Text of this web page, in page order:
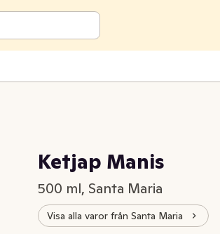
Ketjap Manis
500 ml, Santa Maria
Visa alla varor från Santa Maria